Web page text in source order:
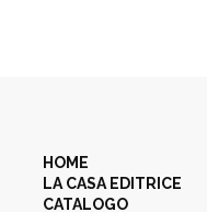
HOME
LA CASA EDITRICE
CATALOGO